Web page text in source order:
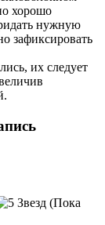
хорошо
нужную
зафиксировать
их следует
(Пока